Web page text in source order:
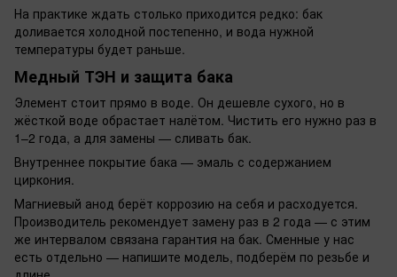
На практике ждать столько приходится редко: бак
доливается холодной постепенно, и вода нужной
температуры будет раньше.
Медный ТЭН и защита бака
Элемент стоит прямо в воде. Он дешевле сухого, но в
жёсткой воде обрастает налётом. Чистить его нужно раз в
1–2 года, а для замены — сливать бак.
Внутреннее покрытие бака — эмаль с содержанием
циркония.
Магниевый анод берёт коррозию на себя и расходуется.
Производитель рекомендует замену раз в 2 года — с этим
же интервалом связана гарантия на бак. Сменные у нас
есть отдельно — напишите модель, подберём по резьбе и